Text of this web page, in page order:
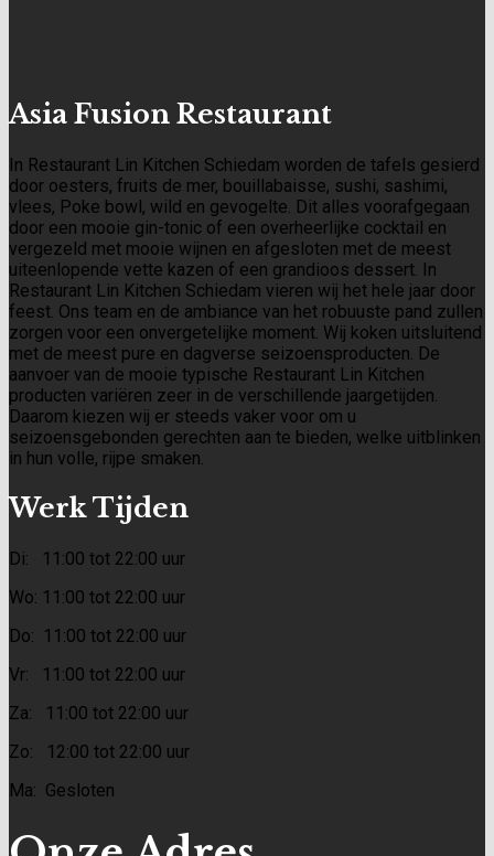
Asia Fusion Restaurant
In Restaurant Lin Kitchen Schiedam worden de tafels gesierd
door oesters, fruits de mer, bouillabaisse, sushi, sashimi,
vlees, Poke bowl, wild en gevogelte. Dit alles voorafgegaan
door een mooie gin-tonic of een overheerlijke cocktail en
vergezeld met mooie wijnen en afgesloten met de meest
uiteenlopende vette kazen of een grandioos dessert. In
Restaurant Lin Kitchen Schiedam vieren wij het hele jaar door
feest. Ons team en de ambiance van het robuuste pand zullen
zorgen voor een onvergetelijke moment. Wij koken uitsluitend
met de meest pure en dagverse seizoensproducten. De
aanvoer van de mooie typische Restaurant Lin Kitchen
producten variëren zeer in de verschillende jaargetijden.
Daarom kiezen wij er steeds vaker voor om u
seizoensgebonden gerechten aan te bieden, welke uitblinken
in hun volle, rijpe smaken.
Werk Tijden
Di: 11:00 tot 22:00 uur
Wo: 11:00 tot 22:00 uur
Do: 11:00 tot 22:00 uur
Vr: 11:00 tot 22:00 uur
Za: 11:00 tot 22:00 uur
Zo: 12:00 tot 22:00 uur
Ma: Gesloten